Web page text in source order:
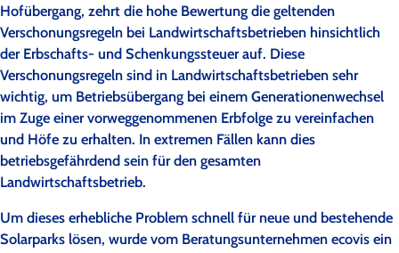
Hofübergang, zehrt die hohe Bewertung die geltenden
Verschonungsregeln bei Landwirtschaftsbetrieben hinsichtlich
der Erbschafts- und Schenkungssteuer auf. Diese
Verschonungsregeln sind in Landwirtschaftsbetrieben sehr
wichtig, um Betriebsübergang bei einem Generationenwechsel
im Zuge einer vorweggenommenen Erbfolge zu vereinfachen
und Höfe zu erhalten. In extremen Fällen kann dies
betriebsgefährdend sein für den gesamten
Landwirtschaftsbetrieb.
Um dieses erhebliche Problem schnell für neue und bestehende
Solarparks lösen, wurde vom Beratungsunternehmen ecovis ein